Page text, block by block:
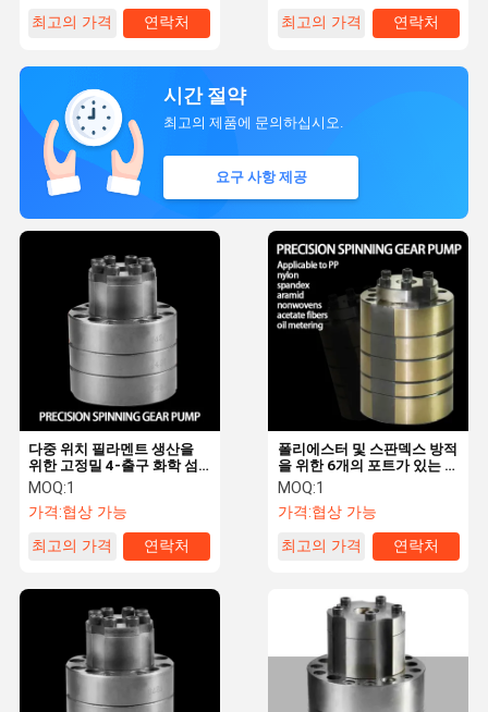
최고의 가격
연락처
최고의 가격
연락처
시간 절약
최고의 제품에 문의하십시오.
요구 사항 제공
폴리에스터 및 스판덱스 방적
을 위한 6개의 포트가 있는 다
중 배출구 화학 섬유 기어 펌
프
MOQ:1
가격:협상 가능
최고의 가격
연락처
다중 위치 필라멘트 생산을
위한 고정밀 4-출구 화학 섬
유 기어 펌프
MOQ:1
가격:협상 가능
최고의 가격
연락처